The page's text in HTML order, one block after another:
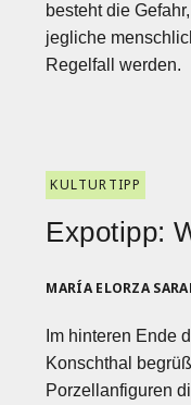
besteht die
jegliche
Regelfall werden.
KULTURTIPP
Expotipp:
MARÍA ELORZA
Im hinteren Ende
Konschthal
Porzellanfiguren